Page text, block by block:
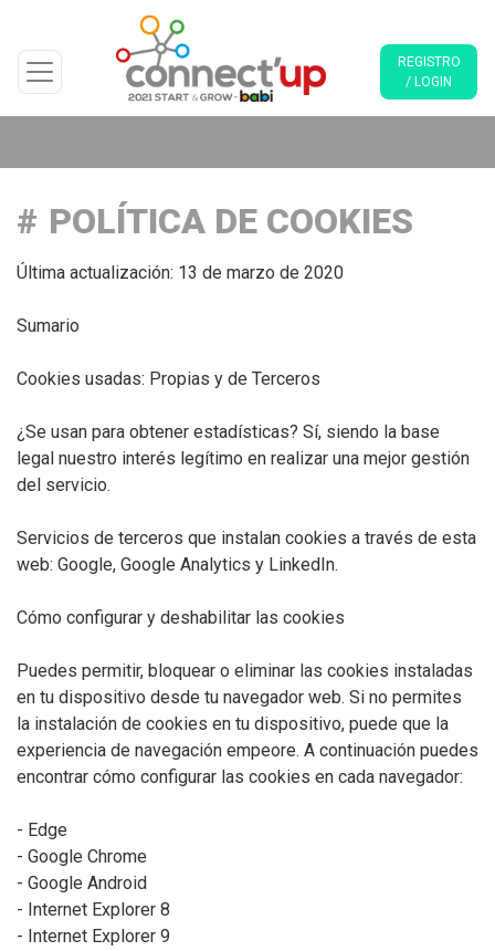
REGISTRO
/ LOGIN
POLÍTICA DE COOKIES
Última actualización: 13 de marzo de 2020
Sumario
Cookies usadas: Propias y de Terceros
¿Se usan para obtener estadísticas? Sí, siendo la base
legal nuestro interés legítimo en realizar una mejor gestión
del servicio.
Servicios de terceros que instalan cookies a través de esta
web: Google, Google Analytics y LinkedIn.
Cómo configurar y deshabilitar las cookies
Puedes permitir, bloquear o eliminar las cookies instaladas
en tu dispositivo desde tu navegador web. Si no permites
la instalación de cookies en tu dispositivo, puede que la
experiencia de navegación empeore. A continuación puedes
encontrar cómo configurar las cookies en cada navegador:
- Edge
- Google Chrome
- Google Android
- Internet Explorer 8
- Internet Explorer 9